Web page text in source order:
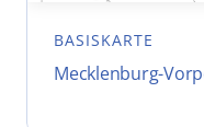
BASISKARTE
Mecklenburg-